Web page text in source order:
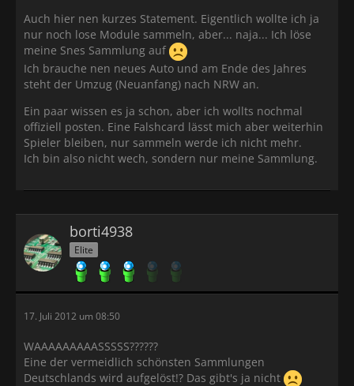
Auch hier nen kurzes Statement. Eigentlich wollte ich ja
nur noch lose Module sammeln, aber... naja... Ich löse
meine Snes Sammlung auf
Ich brauche nen neues Auto und am Ende des Jahres
steht der Umzug (Neuanfang) nach NRW an.
Ein paar wissen es ja schon, aber ich wollts nochmal
offiziell posten. Eine Falshcard lässt mich aber weiterhin
Spieler bleiben, nur sammeln werde ich nicht mehr.
Ich bin also nicht wech, sondern nur meine Sammlung.
borti4938
Elite
17. Juli 2012 um 08:50
WAAAAAAAAASSSSS??????
Eine der vermeidlich schönsten Sammlungen
Deutschlands wird aufgelöst!? Das gibt's ja nicht